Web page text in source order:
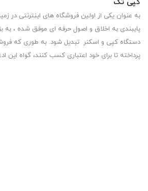
کپی تک
به عنوان یکی از اولین فروشگاه های اینترنتی در
پایبندی به اخلاق و اصول حرفه ای موفق شده ، به
دستگاه کپی و اسکنر تبدیل شود. به طوری که
پرداخته تا برای خود اعتباری کسب کنند، گواه